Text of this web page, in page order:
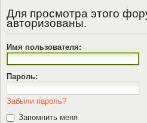
Для просмотра этого
авторизованы.
Имя пользователя:
Пароль:
Забыли пароль?
Запомнить меня